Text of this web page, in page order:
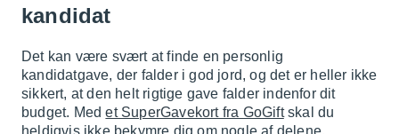
kandidat
Det kan være svært at finde en personlig
kandidatgave, der falder i god jord, og det er heller ikke
sikkert, at den helt rigtige gave falder indenfor dit
budget. Medet SuperGavekort fra GoGiftskal du